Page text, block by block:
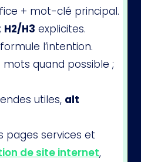
+ mot-clé principal.
H2/H3 explicites.
l’intention.
mots quand possible ;
utiles, alt
pages services et
de site internet,